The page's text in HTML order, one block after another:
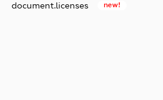
document.licenses new!